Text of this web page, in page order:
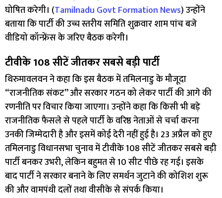
घोषित करेगी। (Tamilnadu Govt Formation News) उन्होंने
बताया कि पार्टी की उच्च स्तरीय समिति शुक्रवार शाम पांच बजे
वीडियो कॉन्फ्रेंस के जरिए बैठक करेगी।
टीवीके 108 सीटें जीतकर सबसे बड़ी पार्टी
थिरुमावलवन ने कहा कि इस बैठक में तमिलनाडु के मौजूदा
“राजनीतिक संकट” और सरकार गठन को लेकर पार्टी की आगे की
रणनीति पर विचार किया जाएगा। उन्होंने कहा कि किसी भी बड़े
राजनीतिक फैसले से पहले पार्टी के वरिष्ठ नेताओं से चर्चा करना
उनकी जिम्मेदारी है और इसमें कोई देरी नहीं हुई है। 23 अप्रैल को हुए
तमिलनाडु विधानसभा चुनाव में टीवीके 108 सीटें जीतकर सबसे बड़ी
पार्टी बनकर उभरी, लेकिन बहुमत से 10 सीट पीछे रह गई। इसके
बाद पार्टी ने सरकार बनाने के लिए समर्थन जुटाने की कोशिश शुरू
की और वामपंथी दलों तथा वीसीके से संपर्क किया।